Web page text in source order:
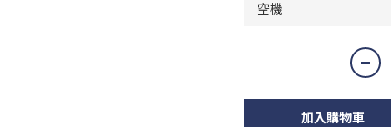
加入購物車